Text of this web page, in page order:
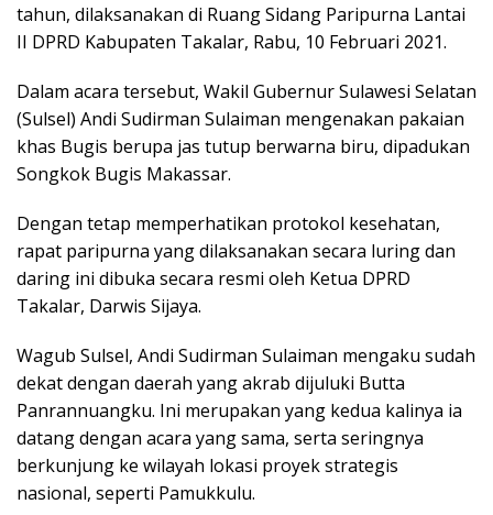
tahun, dilaksanakan di Ruang Sidang Paripurna Lantai
II DPRD Kabupaten Takalar, Rabu, 10 Februari 2021.
Dalam acara tersebut, Wakil Gubernur Sulawesi Selatan
(Sulsel) Andi Sudirman Sulaiman mengenakan pakaian
khas Bugis berupa jas tutup berwarna biru, dipadukan
Songkok Bugis Makassar.
Dengan tetap memperhatikan protokol kesehatan,
rapat paripurna yang dilaksanakan secara luring dan
daring ini dibuka secara resmi oleh Ketua DPRD
Takalar, Darwis Sijaya.
Wagub Sulsel, Andi Sudirman Sulaiman mengaku sudah
dekat dengan daerah yang akrab dijuluki Butta
Panrannuangku. Ini merupakan yang kedua kalinya ia
datang dengan acara yang sama, serta seringnya
berkunjung ke wilayah lokasi proyek strategis
nasional, seperti Pamukkulu.